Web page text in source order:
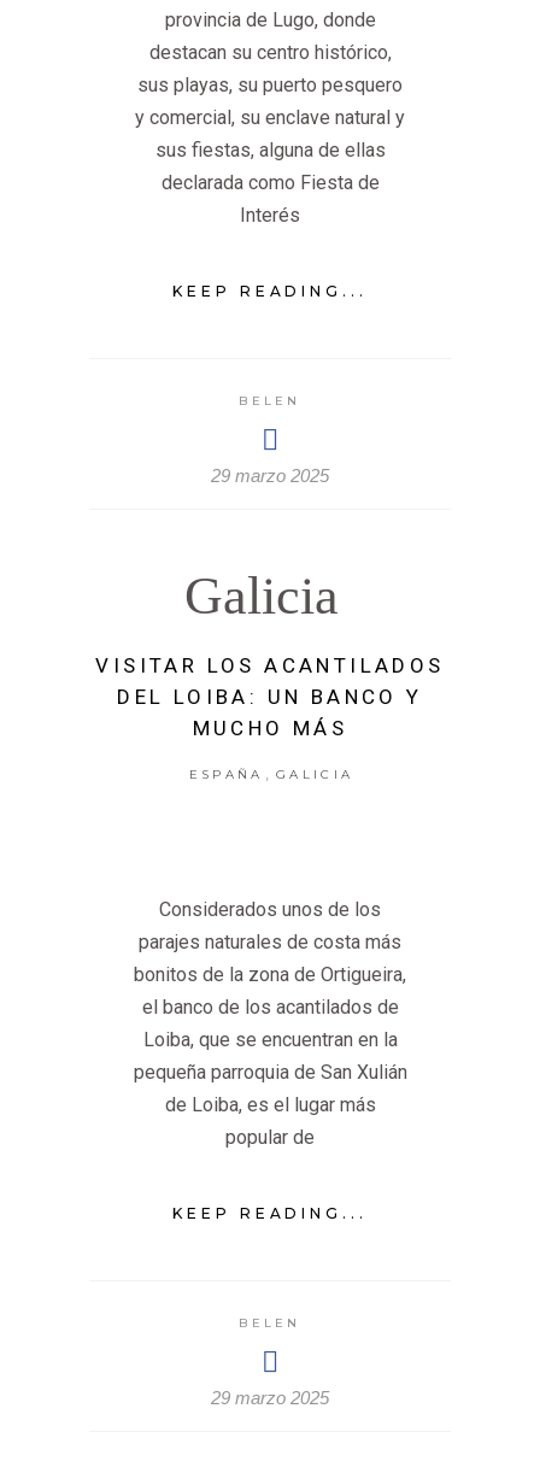
provincia de Lugo, donde
destacan su centro histórico,
sus playas, su puerto pesquero
y comercial, su enclave natural y
sus fiestas, alguna de ellas
declarada como Fiesta de
Interés
KEEP READING...
BELEN
29 marzo 2025
Galicia
VISITAR LOS ACANTILADOS
DEL LOIBA: UN BANCO Y
MUCHO MÁS
ESPAÑA GALICIA
Considerados unos de los
parajes naturales de costa más
bonitos de la zona de Ortigueira,
el banco de los acantilados de
Loiba, que se encuentran en la
pequeña parroquia de San Xulián
de Loiba, es el lugar más
popular de
KEEP READING...
BELEN
29 marzo 2025